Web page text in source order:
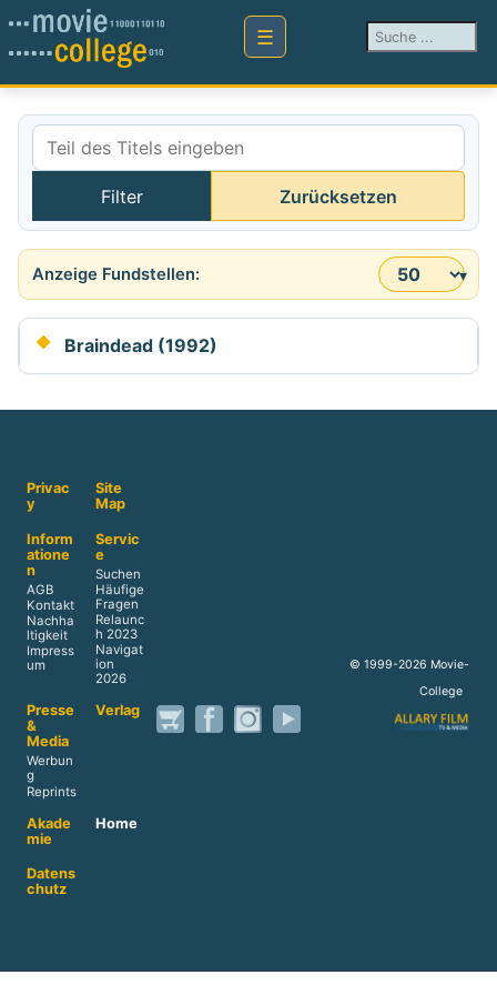
Suchen ...
Teil des Titels eingeben
Filter Zurücksetzen
Anzeige #
Braindead (1992)
Privac
y
Site
Map
Inform
atione
n
AGB
Kontakt
Nachha
ltigkeit
Impress
um
Servic
e
Suchen
Häufige
Fragen
Relaunc
h 2023
Navigat
ion
2026
Presse
&
Media
Werbun
g
Reprints
Verlag
Akade
mie
Home
Datens
chutz
© 1999-2026 Movie-
College